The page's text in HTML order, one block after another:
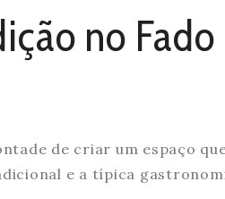
no
de criar um espaço
e a típica